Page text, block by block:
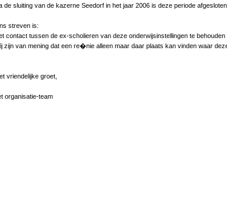
de sluiting van de kazerne Seedorf in het jaar 2006 is deze periode
streven is:
contact tussen de ex-scholieren van deze onderwijsinstellingen te
zijn van mening dat een re�nie alleen maar daar plaats kan vinden waar
vriendelijke groet,
organisatie-team